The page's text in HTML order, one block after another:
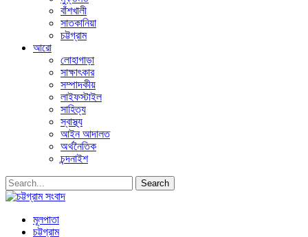
বাঁশখালী
সাতকানিয়া
চট্টগ্রাম
আরো
লোহাগাড়া
সাক্ষাৎকার
সম্পাদকীয়
লাইফস্টাইল
সাহিত্য
স্বাস্থ্য
আইন আদালত
অর্থনৈতিক
চন্দনাইশ
মূলপাতা
চট্টগ্রাম